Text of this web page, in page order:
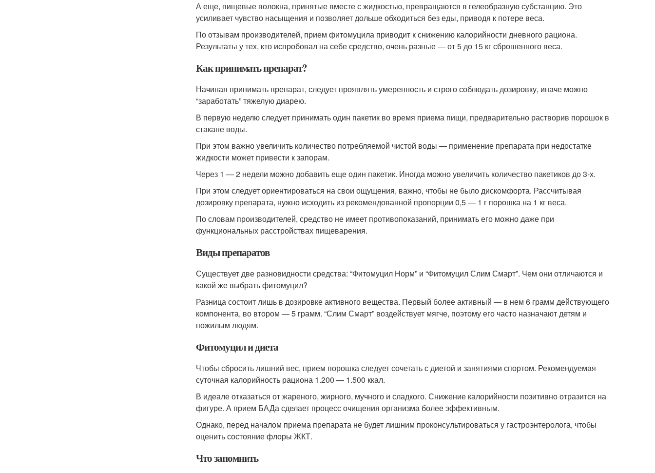
А еще, пищевые волокна, принятые вместе с жидкостью, превращаются в гелеобразную субстанцию. Это
усиливает чувство насыщения и позволяет дольше обходиться без еды, приводя к потере веса.
По отзывам производителей, прием фитомуцила приводит к снижению калорийности дневного рациона.
Результаты у тех, кто испробовал на себе средство, очень разные — от 5 до 15 кг сброшенного веса.
Как принимать препарат?
Начиная принимать препарат, следует проявлять умеренность и строго соблюдать дозировку, иначе можно
“заработать” тяжелую диарею.
В первую неделю следует принимать один пакетик во время приема пищи, предварительно растворив порошок в
стакане воды.
При этом важно увеличить количество потребляемой чистой воды — применение препарата при недостатке
жидкости может привести к запорам.
Через 1 — 2 недели можно добавить еще один пакетик. Иногда можно увеличить количество пакетиков до 3-х.
При этом следует ориентироваться на свои ощущения, важно, чтобы не было дискомфорта. Рассчитывая
дозировку препарата, нужно исходить из рекомендованной пропорции 0,5 — 1 г порошка на 1 кг веса.
По словам производителей, средство не имеет противопоказаний, принимать его можно даже при
функциональных расстройствах пищеварения.
Виды препаратов
Существует две разновидности средства: “Фитомуцил Норм” и “Фитомуцил Слим Смарт”. Чем они отличаются и
какой же выбрать фитомуцил?
Разница состоит лишь в дозировке активного вещества. Первый более активный — в нем 6 грамм действующего
компонента, во втором — 5 грамм. “Слим Смарт” воздействует мягче, поэтому его часто назначают детям и
пожилым людям.
Фитомуцил и диета
Чтобы сбросить лишний вес, прием порошка следует сочетать с диетой и занятиями спортом. Рекомендуемая
суточная калорийность рациона 1.200 — 1.500 ккал.
В идеале отказаться от жареного, жирного, мучного и сладкого. Снижение калорийности позитивно отразится на
фигуре. А прием БАДа сделает процесс очищения организма более эффективным.
Однако, перед началом приема препарата не будет лишним проконсультироваться у гастроэнтеролога, чтобы
оценить состояние флоры ЖКТ.
Что запомнить